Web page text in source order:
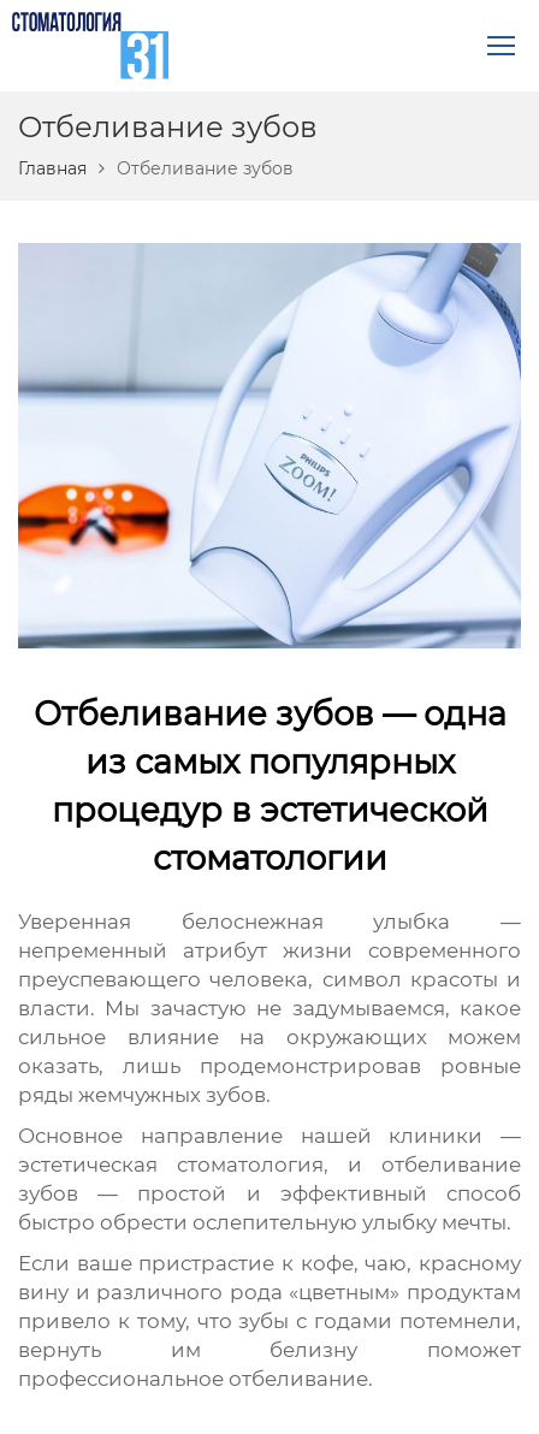
Отбеливание зубов
Главная Отбеливание зубов
Отбеливание зубов — одна
из самых популярных
процедур в эстетической
стоматологии
Уверенная белоснежная улыбка —
непременный атрибут жизни современного
преуспевающего человека, символ красоты и
власти. Мы зачастую не задумываемся, какое
сильное влияние на окружающих можем
оказать, лишь продемонстрировав ровные
ряды жемчужных зубов.
Основное направление нашей клиники —
эстетическая стоматология, и отбеливание
зубов — простой и эффективный способ
быстро обрести ослепительную улыбку мечты.
Если ваше пристрастие к кофе, чаю, красному
вину и различного рода «цветным» продуктам
привело к тому, что зубы с годами потемнели,
вернуть им белизну поможет
профессиональное отбеливание.